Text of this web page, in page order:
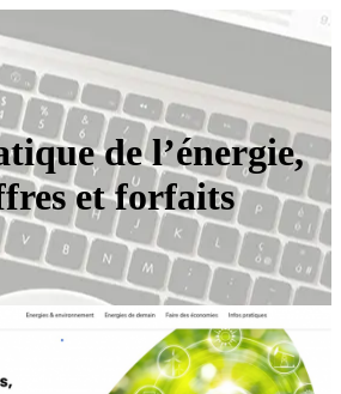
de l’énergie,
et forfaits